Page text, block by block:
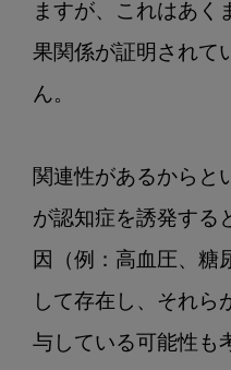
ますが、これはあく
果関係が証明されて
ん。
関連性があるからと
が認知症を誘発する
因（例：高血圧、糖
して存在し、それら
与している可能性も